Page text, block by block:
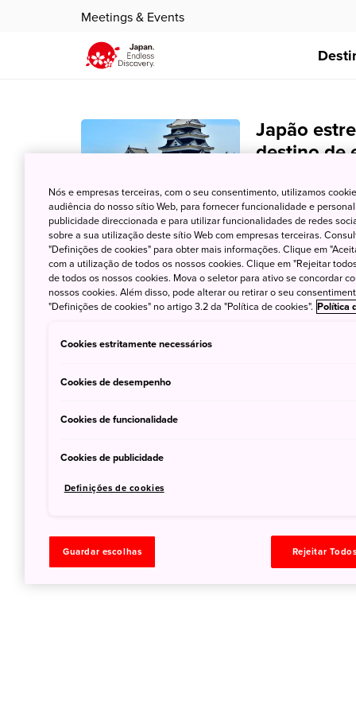
Meetings & Events
Japão
destino de
6 de Maio de 2023
O país removeu
número
Nós e empresas terceiras, com o seu consentimento, utilizamos
audiência do nosso sítio Web, para fornecer funcionalidade e
publicidade direccionada e para utilizar funcionalidades de redes
sobre a sua utilização deste sítio Web com empresas terceiras.
"Definições de cookies" para obter mais informações. Clique em
com a utilização de todos os nossos cookies. Clique em "Rejeitar
de todos os nossos cookies. Mova o seletor para ativo se concordar
nossos cookies. Além disso, pode alterar ou retirar o seu
"Definições de cookies" no artigo 3.2 da "Política de cookies". Política
Cookies estritamente necessários
Cookies de desempenho
Cookies de funcionalidade
Cookies de publicidade
Definições de cookies
Guardar escolhas Rejeitar Todos